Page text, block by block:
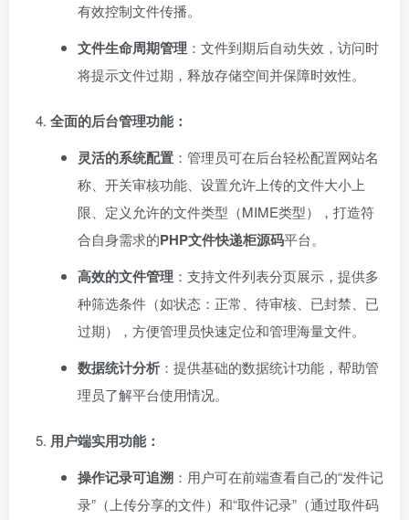
有效控制文件传播。
文件生命周期管理 ：文件到期后自动失效，访问时
将提示文件过期，释放存储空间并保障时效性。
全面的后台管理功能：​
灵活的系统配置 ：管理员可在后台轻松配置网站名
称、开关审核功能、设置允许上传的文件大小上
限、定义允许的文件类型（MIME类型），打造符
合自身需求的PHP文件快递柜源码平台。
高效的文件管理 ：支持文件列表分页展示，提供多
种筛选条件（如状态：正常、待审核、已封禁、已
过期），方便管理员快速定位和管理海量文件。
数据统计分析 ：提供基础的数据统计功能，帮助管
理员了解平台使用情况。
用户端实用功能：​
操作记录可追溯 ：用户可在前端查看自己的“发件记
录”（上传分享的文件）和“取件记录”（通过取件码